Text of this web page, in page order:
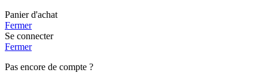
Panier d'achat
Fermer
Se connecter
Fermer
Pas encore de compte ?